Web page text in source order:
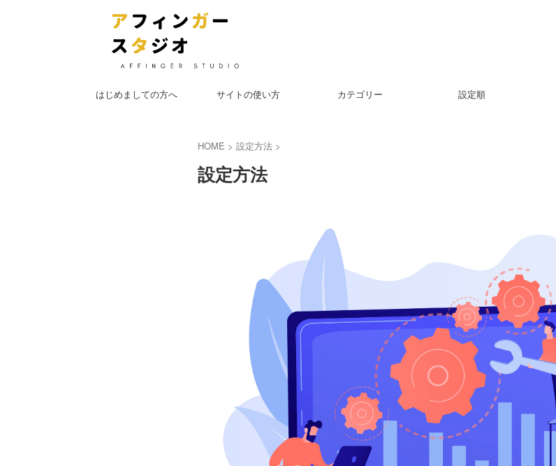
はじめましての方へ サイトの使い方 カテゴリー 設定順
HOME > 設定方法 >
設定方法